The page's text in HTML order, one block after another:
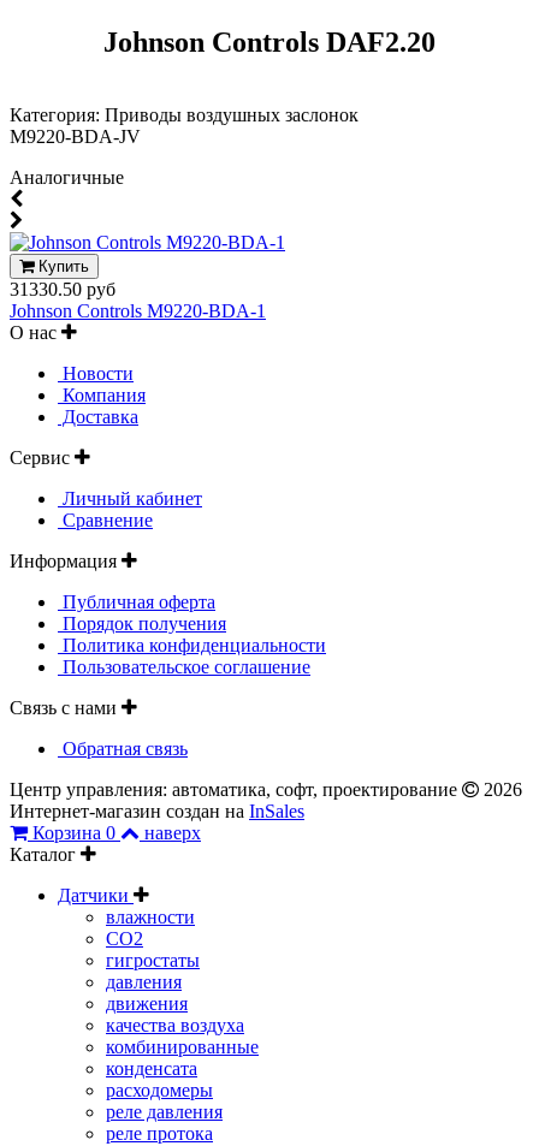
Johnson Controls DAF2.20
Категория: Приводы воздушных заслонок
M9220-BDA-JV
Аналогичные
Купить
31330.50 руб
Johnson Controls M9220-BDA-1
О нас
Новости
Компания
Доставка
Сервис
Личный кабинет
Сравнение
Информация
Публичная оферта
Порядок получения
Политика конфиденциальности
Пользовательское соглашение
Связь с нами
Обратная связь
Центр управления: автоматика, софт, проектирование
2026
Интернет-магазин создан на InSales
Корзина 0
наверх
Каталог
Датчики
влажности
CO2
гигростаты
давления
движения
качества воздуха
комбинированные
конденсата
расходомеры
реле давления
реле протока